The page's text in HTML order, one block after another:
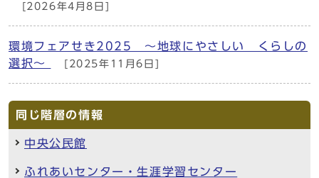
[2026年4月8日]
環境フェアせき2025 ～地球にやさしい くらしの
選択～
[2025年11月6日]
同じ階層の情報
中央公民館
ふれあいセンター・生涯学習センター